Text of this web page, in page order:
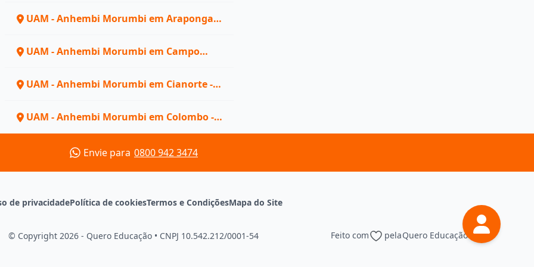
UAM - Anhembi Morumbi em Arapongas -
UAM - Anhembi Morumbi em Campo
UAM - Anhembi Morumbi em Cianorte -
UAM - Anhembi Morumbi em Colombo -
PR
Envie para 0800 942 3474
de privacidadePolítica de cookiesTermos e CondiçõesMapa do Site
© Copyright 2026 - Quero Educação • CNPJ 10.542.212/0001-54 Feito com pelaQuero Educação